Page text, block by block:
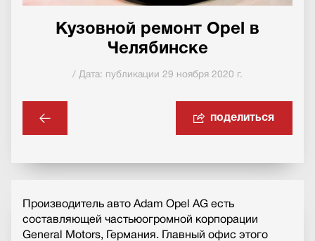
Кузовной ремонт Opel в
Челябинске
/ Дата: публикации 29 ноября 2020 г.
поделиться
Производитель авто Adam Opel AG есть
составляющей частьюогромной корпорации
General Motors, Германия. Главный офис этого